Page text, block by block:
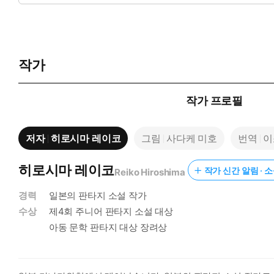
작가
작가 프로필
저자 히로시마 레이코 그림 사다케 미호 번역
히로시마 레이코Reiko Hiroshima 작가 신간 알림 ·
경력
일본의 판타지 소설 작가
수상
제4회 주니어 판타지 소설 대상
아동 문학 판타지 대상 장려상